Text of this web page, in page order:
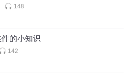
148
的小知识
142